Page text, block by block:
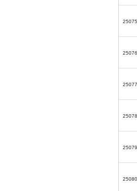
25075
25076
25077
25078
25079
25080